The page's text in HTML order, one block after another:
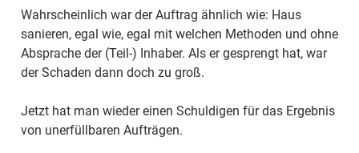
Wahrscheinlich war der Auftrag ähnlich wie: Haus
sanieren, egal wie, egal mit welchen Methoden und ohne
Absprache der (Teil-) Inhaber. Als er gesprengt hat, war
der Schaden dann doch zu groß.
Jetzt hat man wieder einen Schuldigen für das Ergebnis
von unerfüllbaren Aufträgen.